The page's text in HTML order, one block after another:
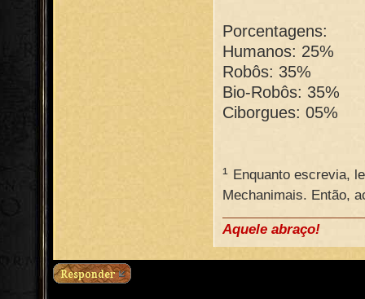
Porcentagens:
Humanos: 25%
Robôs: 35%
Bio-Robôs: 35%
Ciborgues: 05%
¹ Enquanto escrevia,
Mechanimais. Então,
Aquele abraço!